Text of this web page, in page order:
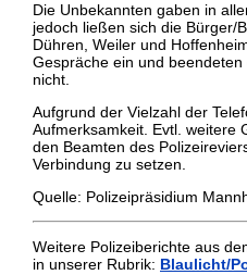
Die Unbekannten gaben in
jedoch ließen sich die Bürger/
Dühren, Weiler und
Gespräche ein und
nicht.
Aufgrund der Vielzahl der
Aufmerksamkeit. Evtl. weitere
den Beamten des
Verbindung zu setzen.
Quelle: Polizeipräsidium
Weitere Polizeiberichte aus
in unserer Rubrik: Blaulicht/